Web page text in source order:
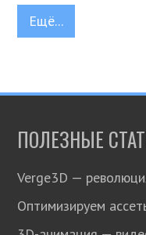
Ещё...
ПОЛЕЗНЫЕ
Verge3D —
Оптимизируем